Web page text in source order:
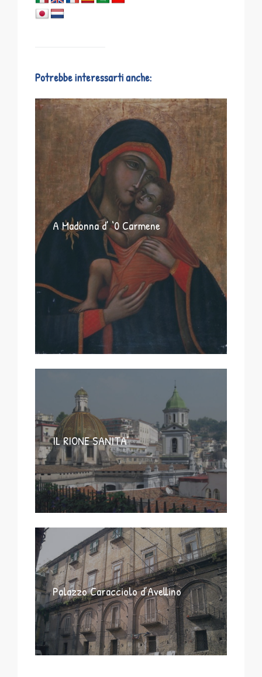
Potrebbe interessarti anche:
A Madonna d’ ‘0 Carmene
IL RIONE SANITA’
Palazzo Caracciolo d’Avellino